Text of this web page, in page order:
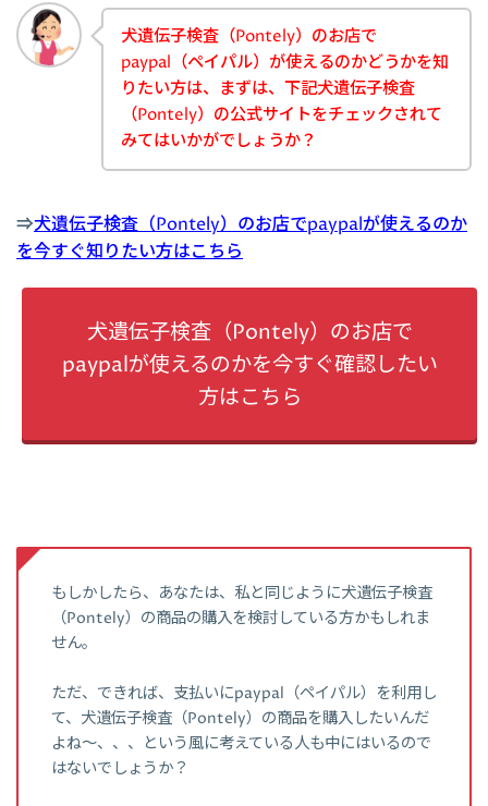
犬遺伝子検査（Pontely）のお店で
paypal（ペイパル）が使えるのかどうかを知
りたい方は、まずは、下記犬遺伝子検査
（Pontely）の公式サイトをチェックされて
みてはいかがでしょうか？
⇒犬遺伝子検査（Pontely）のお店でpaypalが使えるのか
を今すぐ知りたい方はこちら
犬遺伝子検査（Pontely）のお店で
paypalが使えるのかを今すぐ確認したい
方はこちら
もしかしたら、あなたは、私と同じように犬遺伝子検査
（Pontely）の商品の購入を検討している方かもしれま
せん。
ただ、できれば、支払いにpaypal（ペイパル）を利用し
て、犬遺伝子検査（Pontely）の商品を購入したいんだ
よね～、、、という風に考えている人も中にはいるので
はないでしょうか？